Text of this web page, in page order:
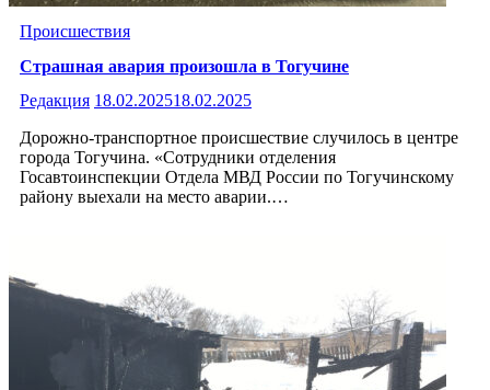
Происшествия
Страшная авария произошла в Тогучине
Редакция 18.02.202518.02.2025
Дорожно-транспортное происшествие случилось в центре
города Тогучина. «Сотрудники отделения
Госавтоинспекции Отдела МВД России по Тогучинскому
району выехали на место аварии.…